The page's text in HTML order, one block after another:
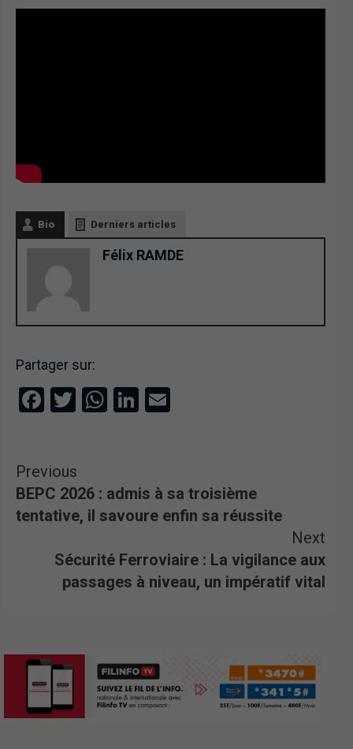
Bio Derniers articles
Félix RAMDE
Partager sur:
Facebook
Twitter
WhatsApp
LinkedIn
Previous
BEPC 2026 : admis à sa troisième
tentative, il savoure enfin sa réussite
Next
Sécurité Ferroviaire : La vigilance aux
passages à niveau, un impératif vital